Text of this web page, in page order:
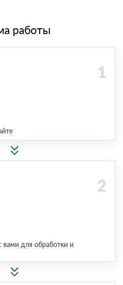
работы
вами для обработки и